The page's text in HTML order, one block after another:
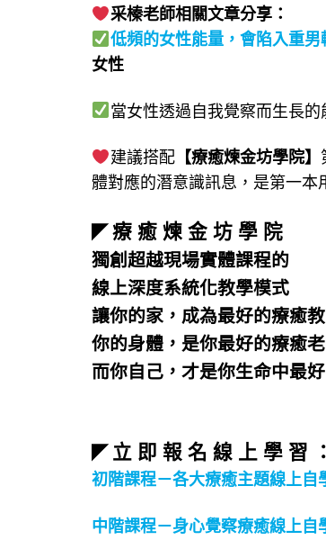
采榛老師相關文章分享：
低頻的女性能量，會陷入重
女性
當女性透過自我覺察而生長
建議搭配【療癒煉金坊學院】
體對應的潛意識訊息，是第一本
◤療 癒 煉 金 坊 學 院
獨創超越現場實體課程的
線上深度系統化教學模式
讓你的家，成為最好的療癒教
你的身體，是你最好的療癒老
而你自己，才是你生命中最
◤ 立 即 報 名 線 上 學 習 ：
初階課程－各大療癒主題線上自
中階課程－身心覺察療癒線上自